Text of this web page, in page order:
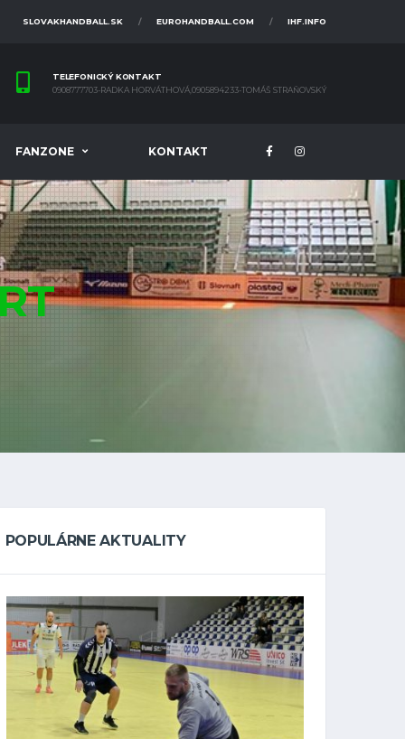
SLOVAKHANDBALL.SK EUROHANDBALL.COM IHF.INFO
TELEFONICKÝ KONTAKT
0908777703-RADKA HORVÁTHOVÁ,0905894233-TOMÁŠ STRAŇOVSKÝ
FANZONE KONTAKT
POPULÁRNE AKTUALITY